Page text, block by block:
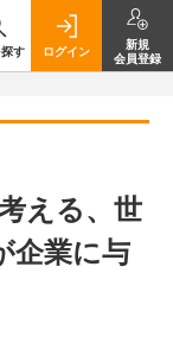
す ログイン
新規
会員登録
える、世
企業に与